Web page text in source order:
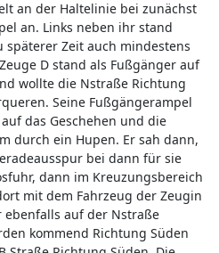
an der Haltelinie bei zunächst
an. Links neben ihr stand
späterer Zeit auch mindestens
D stand als Fußgänger auf
wollte die Nstraße Richtung
Seine Fußgängerampel
das Geschehen und die
durch ein Hupen. Er sah dann,
bei dann für sie
dann im Kreuzungsbereich
mit dem Fahrzeug der Zeugin
ebenfalls auf der Nstraße
kommend Richtung Süden